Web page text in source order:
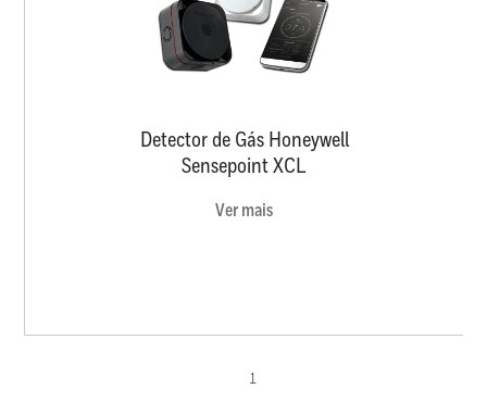
Detector de Gás Honeywell
Sensepoint XCL
Ver mais
1